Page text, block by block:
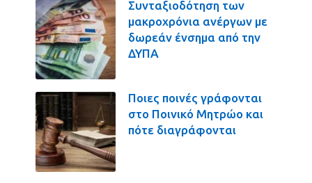
Συνταξιοδότηση των
μακροχρόνια ανέργων με
δωρεάν ένσημα από την
ΔΥΠΑ
Ποιες ποινές γράφονται
στο Ποινικό Μητρώο και
πότε διαγράφονται